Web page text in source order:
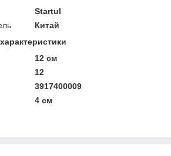
Startul
Китай
12 см
12
3917400009
4 см